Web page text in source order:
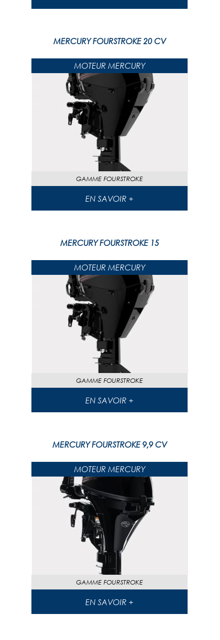
MERCURY FOURSTROKE 20 CV
MOTEUR MERCURY
GAMME FOURSTROKE
EN SAVOIR +
MERCURY FOURSTROKE 15
MOTEUR MERCURY
GAMME FOURSTROKE
EN SAVOIR +
MERCURY FOURSTROKE 9,9 CV
MOTEUR MERCURY
GAMME FOURSTROKE
EN SAVOIR +